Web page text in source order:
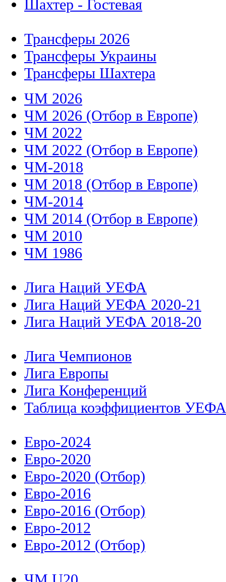
Шахтер - Гостевая
Трансферы 2026
Трансферы Украины
Трансферы Шахтера
ЧМ 2026
ЧМ 2026 (Отбор в Европе)
ЧМ 2022
ЧМ 2022 (Отбор в Европе)
ЧМ-2018
ЧМ 2018 (Отбор в Европе)
ЧМ-2014
ЧМ 2014 (Отбор в Европе)
ЧМ 2010
ЧМ 1986
Лига Наций УЕФА
Лига Наций УЕФА 2020-21
Лига Наций УЕФА 2018-20
Лига Чемпионов
Лига Европы
Лига Конференций
Таблица коэффициентов УЕФА
Евро-2024
Евро-2020
Евро-2020 (Отбор)
Евро-2016
Евро-2016 (Отбор)
Евро-2012
Евро-2012 (Отбор)